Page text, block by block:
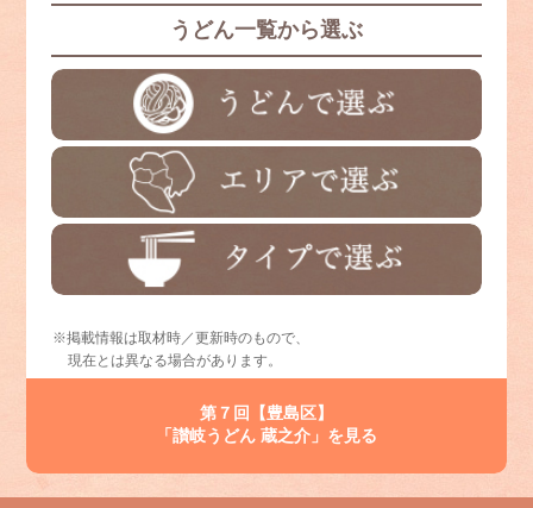
第７回【豊島区】
「讃岐うどん 蔵之介」を見る
※掲載情報は取材時／更新時のもので、
現在とは異なる場合があります。
うどん一覧から選ぶ